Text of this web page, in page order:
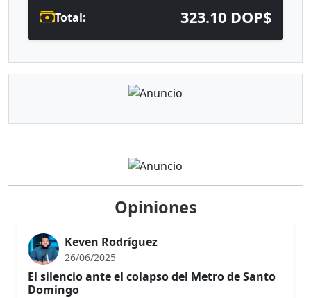
Total: 323.10 DOP$
Opiniones
Keven Rodríguez
26/06/2025
El silencio ante el colapso del Metro de Santo
Domingo